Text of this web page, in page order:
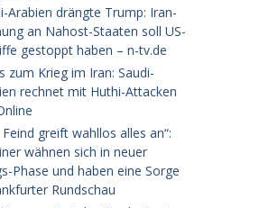
Arabien drängte Trump: Iran-
an Nahost-Staaten soll US-
gestoppt haben – n-tv.de
zum Krieg im Iran: Saudi-
rechnet mit Huthi-Attacken
Feind greift wahllos alles an“:
wähnen sich in neuer
Phase und haben eine Sorge
Rundschau